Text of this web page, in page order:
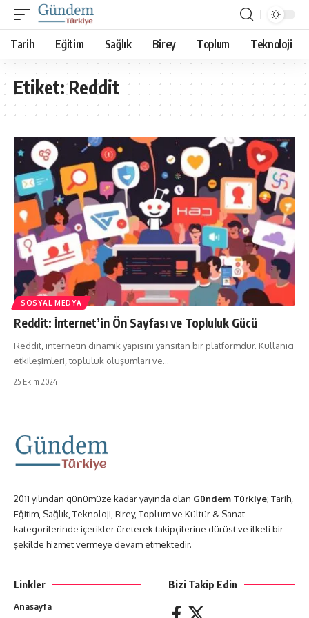
Tarih Eğitim Sağlık Birey Toplum Teknoloji
Etiket:Reddit
SOSYAL MEDYA
Reddit: İnternet’in Ön Sayfası ve Topluluk Gücü
Reddit, internetin dinamik yapısını yansıtan bir platformdur. Kullanıcı
etkileşimleri, topluluk oluşumları ve…
25 Ekim 2024
2011 yılından günümüze kadar yayında olan Gündem Türkiye; Tarih,
Eğitim, Sağlık, Teknoloji, Birey, Toplum ve Kültür & Sanat
kategorilerinde içerikler üreterek takipçilerine dürüst ve ilkeli bir
şekilde hizmet vermeye devam etmektedir.
Linkler
Anasayfa
Bizi Takip Edin